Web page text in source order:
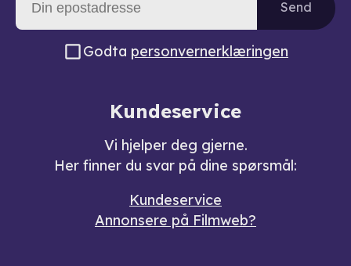
Send
Godta personvernerklæringen
Kundeservice
Vi hjelper deg gjerne.
Her finner du svar på dine spørsmål:
Kundeservice
Annonsere på Filmweb?